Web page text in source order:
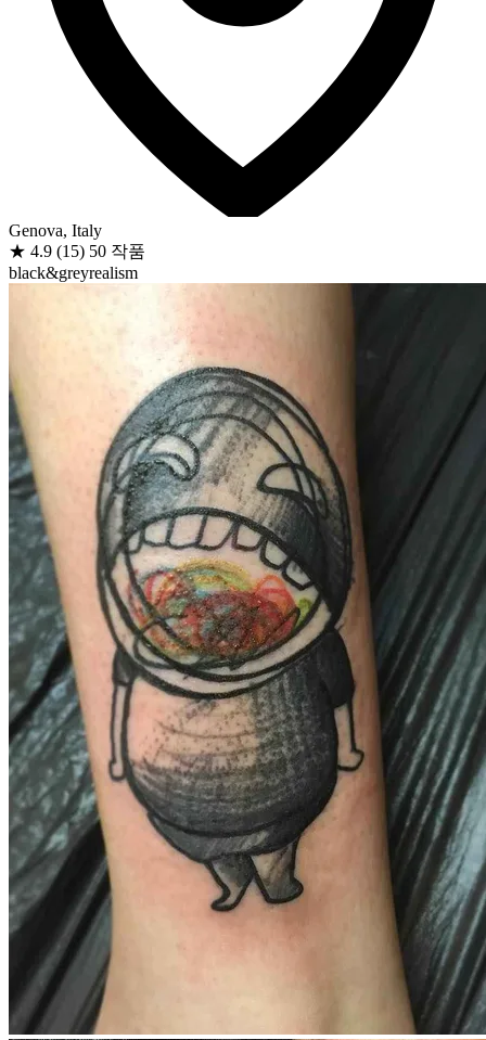
Genova, Italy
★ 4.9 (15) 50 작품
black&greyrealism